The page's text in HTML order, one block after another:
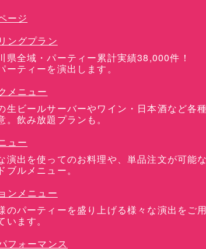
ージ
ングプラン
県全域・パーティー累計実績38,000件！
ーティーを演出します。
メニュー
生ビールサーバーやワイン・日本酒など各種
。飲み放題プランも。
ュー
演出を使ってのお料理や、単品注文が可能な
ブルメニュー。
ンメニュー
のパーティーを盛り上げる様々な演出をご用
います。
フォーマンス